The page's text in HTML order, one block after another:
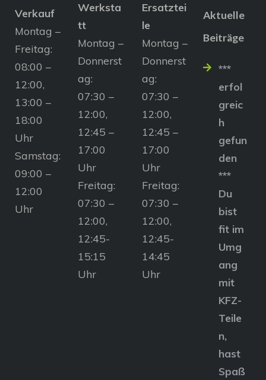
Verkauf
Montag –
Freitag:
08:00 –
12:00,
13:00 –
18:00
Uhr
Samstag:
09:00 –
12:00
Uhr
Werksta
tt
Montag –
Donnerst
ag:
07:30 –
12:00,
12:45 –
17:00
Uhr
Freitag:
07:30 –
12:00,
12:45-
15:15
Uhr
Ersatztei
le
Montag –
Donnerst
ag:
07:30 –
12:00,
12:45 –
17:00
Uhr
Freitag:
07:30 –
12:00,
12:45-
14:45
Uhr
Aktuelle
Beiträge
***
erfol
greic
h
gefun
den
***
Du
bist
fit im
Umg
ang
mit
KFZ-
Teile
n,
hast
Spaß